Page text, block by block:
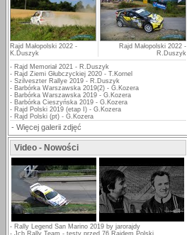
Rajd Małopolski 2022 -
K.Duszyk
Rajd Małopolski 2022 -
R.Duszyk
- Rajd Memoriał 2021 - R.Duszyk
- Rajd Ziemi Głubczyckiej 2020 - T.Kornel
- Szilveszter Rallye 2019 - R.Duszyk
- Barbórka Warszawska 2019(2) - G.Kozera
- Barbórka Warszawska 2019 - G.Kozera
- Barbórka Cieszyńska 2019 - G.Kozera
- Rajd Polski 2019 (etap I) - G.Kozera
- Rajd Polski (pt) - G.Kozera
- Więcej galerii zdjęć
Video - Nowości
- Rally Legend San Marino 2019 by jarorajdy
- Jcb Rally Team - testy przed 76 Rajdem Polski